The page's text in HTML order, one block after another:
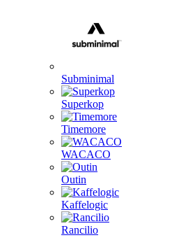
Subminimal
Superkop
Timemore
WACACO
Outin
Kaffelogic
Rancilio